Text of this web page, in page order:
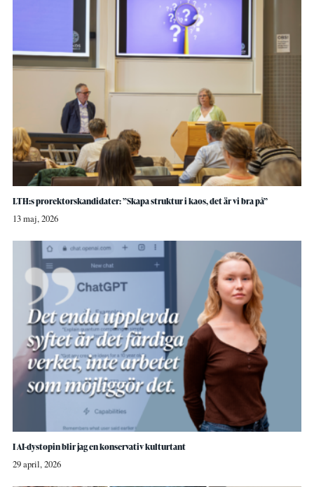
LTH:s prorektorskandidater: ”Skapa struktur i kaos, det är vi bra på”
13 maj, 2026
I AI-dystopin blir jag en konservativ kulturtant
29 april, 2026